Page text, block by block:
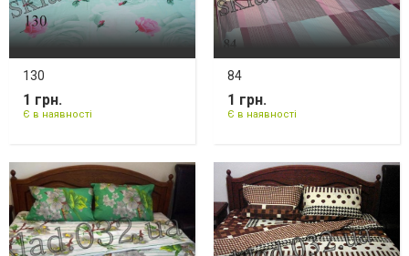
130
1 грн.
Є в наявності
84
1 грн.
Є в наявності